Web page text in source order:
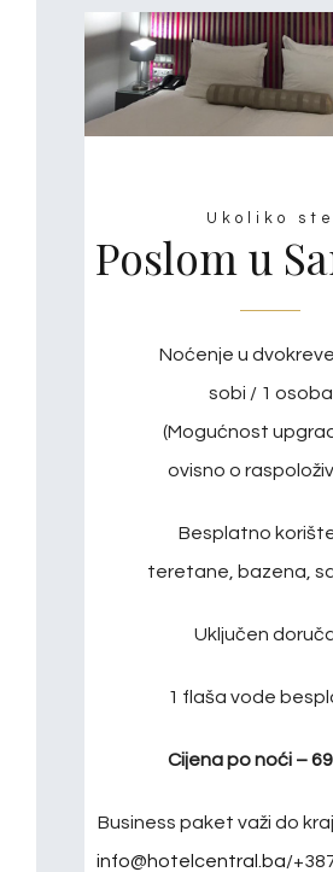
Ukoliko ste
Poslom u
Noćenje u
sobi / 1 osoba
(Mogućnost
ovisno o
Besplatno
teretane, bazena,
Uključen
1 flaša vode
Cijena po noći – 69
Business paket važi do
info@hotelcentral.ba/